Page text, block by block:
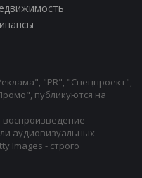
"PR", "Спецпроект",
публикуются на
аудиовизуальных
Images - строго